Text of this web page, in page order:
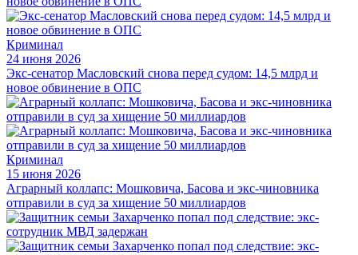
Криминал
24 июня 2026
Экс-сенатор Масловский снова перед судом: 14,5 млрд и
новое обвинение в ОПС
Криминал
15 июня 2026
Аграрный коллапс: Мошковича, Басова и экс-чиновника
отправили в суд за хищение 50 миллиардов